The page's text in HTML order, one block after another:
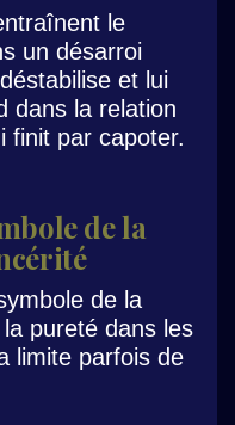
le
un désarroi
et lui
dans la relation
finit par capoter.
de la
de la
pureté dans les
limite parfois de